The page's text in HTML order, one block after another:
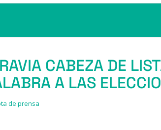
CABEZA DE
A LAS
de prensa